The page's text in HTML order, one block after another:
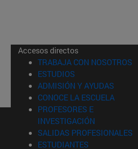
Accesos directos
TRABAJA CON NOSOTROS
ESTUDIOS (abre en nueva
ADMISIÓN Y AYUDAS (abre
CONOCE LA ESCUELA(abre
PROFESORES E
INVESTIGACIÓN
SALIDAS PROFESIONALES
ESTUDIANTES